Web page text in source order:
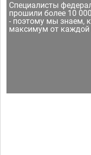
Специалисты
прошили более 10
- поэтому мы знаем,
максимум от